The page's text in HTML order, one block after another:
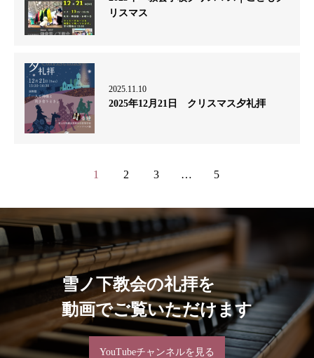
リスマス
2025.11.10
2025年12月21日 クリスマス夕礼拝
1 2 3 … 5
雪ノ下教会の礼拝を
動画でご覧いただけます
YouTubeチャンネルを見る